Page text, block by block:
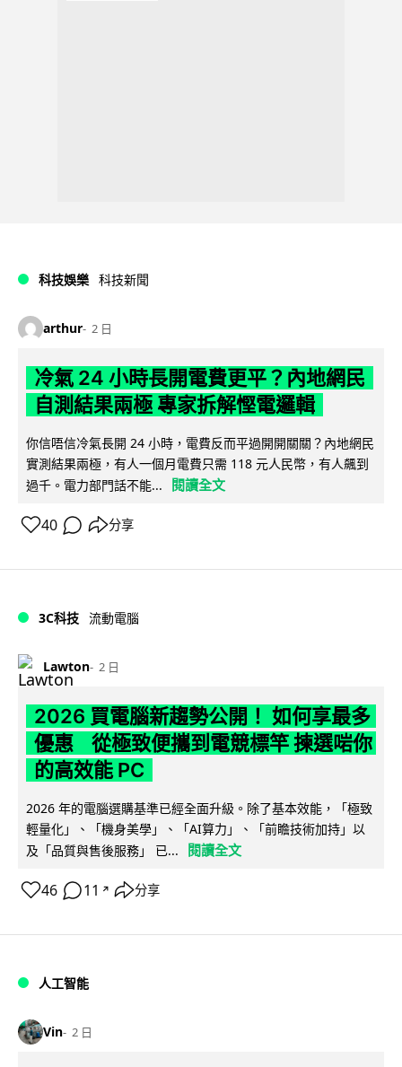
科技娛樂 科技新聞
arthur 2 日
冷氣 24 小時長開電費更平？內地網民
自測結果兩極 專家拆解慳電邏輯
你信唔信冷氣長開 24 小時，電費反而平過開開關關？內地網民
實測結果兩極，有人一個月電費只需 118 元人民幣，有人飆到
過千。電力部門話不能...
閱讀全文
40 分享
3C科技 流動電腦
Lawton 2 日
2026 買電腦新趨勢公開！ 如何享最多
優惠 從極致便攜到電競標竿 揀選啱你
的高效能 PC
2026 年的電腦選購基準已經全面升級。除了基本效能，「極致
輕量化」、「機身美學」、「AI算力」、「前瞻技術加持」以
及「品質與售後服務」 已...
閱讀全文
46 11 ↗ 分享
人工智能
Vin 2 日